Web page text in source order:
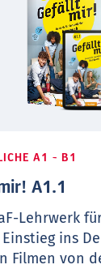
A1 - B1
A1.1
Lehrwerk
ins
Filmen von